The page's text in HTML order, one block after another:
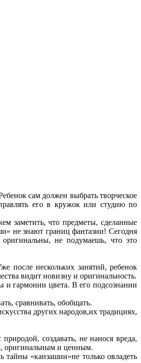
сам должен выбрать творческое
его в кружок или студию по
заметить, что предметы, сделанные
не знают границ фантазии! Сегодня
не подумаешь, что это
после нескольких занятий, ребенок
видит новизну и оригинальность.
и гармонии цвета. В его подсознании
сравнивать, обобщать.
других народов,их традициях,
создавать, не нанося вреда,
оригинальным и ценным.
«канзашии»не только овладеть